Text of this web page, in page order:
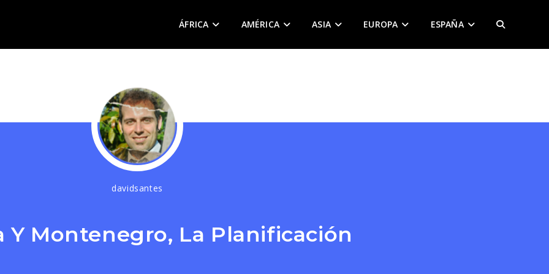
ÁFRICA AMÉRICA ASIA EUROPA ESPAÑA ALTERNAR
DE
davidsantes
Y Montenegro, La Planificación